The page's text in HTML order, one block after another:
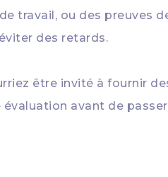
travail, ou des preuves
des retards.
être invité à fournir
avant de